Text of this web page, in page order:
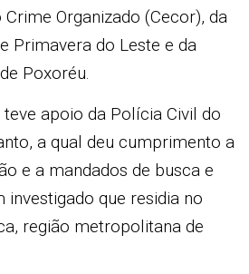
Organizado (Cecor), da
Primavera do Leste e da
Poxoréu.
apoio da Polícia Civil do
a qual deu cumprimento a
e a mandados de busca e
que residia no
região metropolitana de